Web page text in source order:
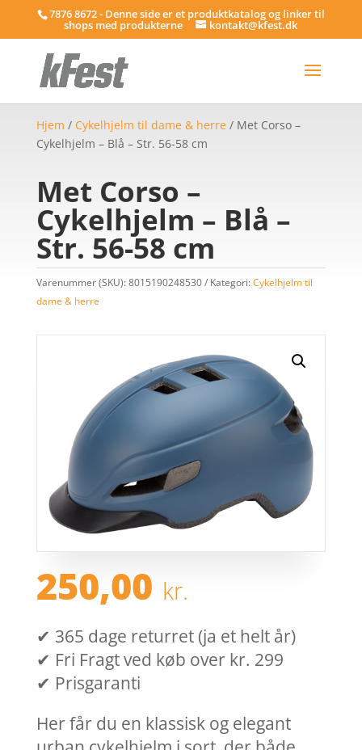
7876 8672 - Denne side er et produktkatalog og linker til
shops med produkterne kontakt@kfest.dk
Hjem / Cykelhjelm til dame & herre/ Met Corso –
Cykelhjelm – Blå – Str. 56-58 cm
Met Corso –
Cykelhjelm – Blå –
Str. 56-58 cm
Varenummer (SKU):8015190248530 Kategori:Cykelhjelm til
dame & herre
250,00 kr.
✔ 365 dage returret (ja et helt år)
✔ Fri Fragt ved køb over kr. 299
✔ Prisgaranti
Her får du en klassisk og elegant